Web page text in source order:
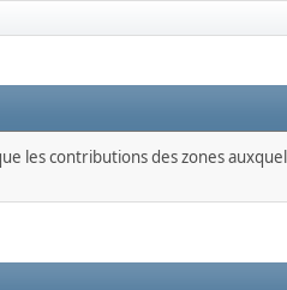
les contributions des zones